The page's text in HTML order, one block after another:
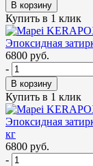
В корзину
Купить в 1 клик
Эпоксидная
6800 руб.
-
В корзину
Купить в 1 клик
Эпоксидная
кг
6800 руб.
-